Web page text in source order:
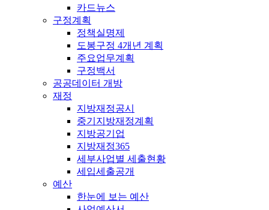
카드뉴스
구정계획
정책실명제
도봉구정 4개년 계획
주요업무계획
구정백서
공공데이터 개방
재정
지방재정공시
중기지방재정계획
지방공기업
지방재정365
세부사업별 세출현황
세입세출공개
예산
한눈에 보는 예산